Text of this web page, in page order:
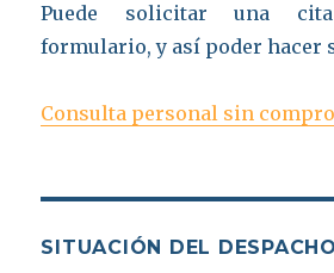
Puede solicitar una
formulario, y así poder hacer
Consulta personal sin
SITUACIÓN DEL DESPACHO